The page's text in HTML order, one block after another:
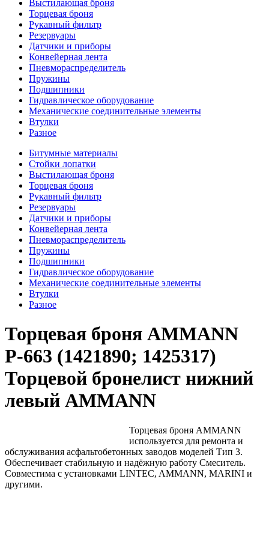
Выстилающая броня
Торцевая броня
Рукавный фильтр
Резервуары
Датчики и приборы
Конвейерная лента
Пневмораспределитель
Пружины
Подшипники
Гидравлическое оборудование
Механические соединительные элементы
Втулки
Разное
Битумные материалы
Стойки лопатки
Выстилающая броня
Торцевая броня
Рукавный фильтр
Резервуары
Датчики и приборы
Конвейерная лента
Пневмораспределитель
Пружины
Подшипники
Гидравлическое оборудование
Механические соединительные элементы
Втулки
Разное
Торцевая броня AMMANN
Р-663 (1421890; 1425317)
Торцевой бронелист нижний
левый AMMANN
Торцевая броня AMMANN
используется для ремонта и
обслуживания асфальтобетонных заводов моделей Тип 3.
Обеспечивает стабильную и надёжную работу Смеситель.
Совместима с установками LINTEC, AMMANN, MARINI и
другими.